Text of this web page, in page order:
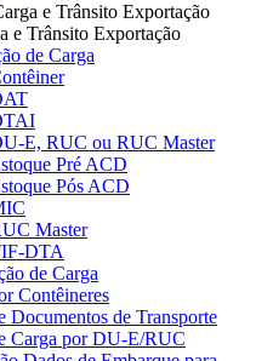
e Trânsito Exportação
e Trânsito Exportação
de Carga
E, RUC ou RUC Master
Pré ACD
Pós ACD
Master
DTA
de Carga
Contêineres
Documentos de Transporte
Carga por DU-E/RUC